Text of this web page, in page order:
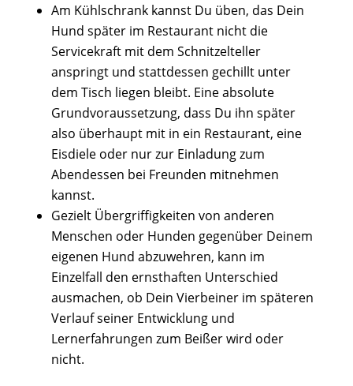
Am Kühlschrank kannst Du üben, das Dein
Hund später im Restaurant nicht die
Servicekraft mit dem Schnitzelteller
anspringt und stattdessen gechillt unter
dem Tisch liegen bleibt. Eine absolute
Grundvoraussetzung, dass Du ihn später
also überhaupt mit in ein Restaurant, eine
Eisdiele oder nur zur Einladung zum
Abendessen bei Freunden mitnehmen
kannst.
Gezielt Übergriffigkeiten von anderen
Menschen oder Hunden gegenüber Deinem
eigenen Hund abzuwehren, kann im
Einzelfall den ernsthaften Unterschied
ausmachen, ob Dein Vierbeiner im späteren
Verlauf seiner Entwicklung und
Lernerfahrungen zum Beißer wird oder
nicht.